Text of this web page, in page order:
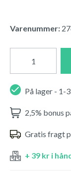
Varenummer:
På lager - 1-
2,5% bonus
Gratis fragt
+ 39 kr i